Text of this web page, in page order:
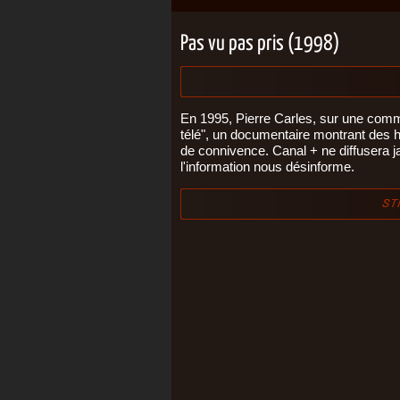
Pas vu pas pris (1998)
En 1995, Pierre Carles, sur une
télé", un documentaire montrant des
de connivence. Canal + ne diffusera
l'information nous désinforme.